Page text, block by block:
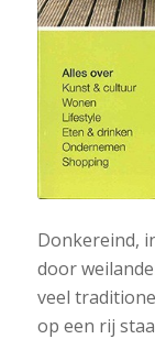
Donkereind,
door
veel
op een rij